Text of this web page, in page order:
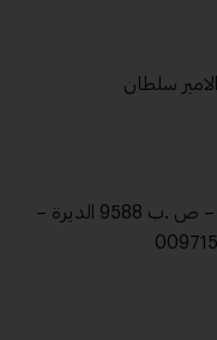
سلطان
دبي، الامارات العربية المتحدة – جزيرة المرفا – ص .ب 9588 الديرة –